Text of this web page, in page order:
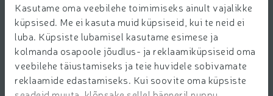
Kasutame oma veebilehe toimimiseks ainult vajalikke
küpsised. Me ei kasuta muid küpsiseid, kui te neid ei
luba. Küpsiste lubamisel kasutame esimese ja
kolmanda osapoole jõudlus- ja reklaamiküpsiseid oma
veebilehe täiustamiseks ja teie huvidele sobivamate
reklaamide edastamiseks. Kui soovite oma küpsiste